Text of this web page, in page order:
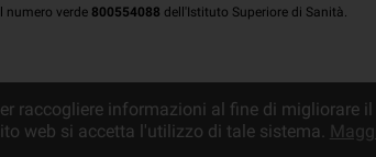
numero verde 800554088 dell'Istituto Superiore di Sanità.
raccogliere informazioni al fine di migliorare il
web si accetta l'utilizzo di tale sistema.